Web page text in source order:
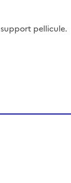
pellicule.